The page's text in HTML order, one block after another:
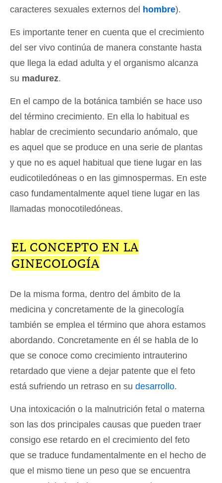
caracteres sexuales externos del hombre).
Es importante tener en cuenta que el crecimiento
del ser vivo continúa de manera constante hasta
que llega la edad adulta y el organismo alcanza
su madurez.
En el campo de la botánica también se hace uso
del término crecimiento. En ella lo habitual es
hablar de crecimiento secundario anómalo, que
es aquel que se produce en una serie de plantas
y que no es aquel habitual que tiene lugar en las
eudicotiledóneas o en las gimnospermas. En este
caso fundamentalmente aquel tiene lugar en las
llamadas monocotiledóneas.
EL CONCEPTO EN LA
GINECOLOGÍA
De la misma forma, dentro del ámbito de la
medicina y concretamente de la ginecología
también se emplea el término que ahora estamos
abordando. Concretamente en él se habla de lo
que se conoce como crecimiento intrauterino
retardado que viene a dejar patente que el feto
está sufriendo un retraso en su desarrollo.
Una intoxicación o la malnutrición fetal o materna
son las dos principales causas que pueden traer
consigo ese retardo en el crecimiento del feto
que se traduce fundamentalmente en el hecho de
que el mismo tiene un peso que se encuentra